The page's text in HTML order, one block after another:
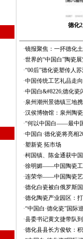
德化
·镜报聚焦：一抔德化
·世界的“中国白”陶瓷
·“00后”德化瓷塑传人
·中国传统工艺礼品走
·中国白&#8226;德化瓷
·泉州潮州景德镇三地
·汉侯博物馆：泉州陶
·“何以中国白——最中
·中国白·德化瓷将亮相
·塑新瓷 拓市场
·柯国镇、陈金通获中
·徐明媚——中国陶瓷工
·连荣华——中国陶瓷艺
·德化白瓷被白俄罗斯
·德化陶瓷产业园区：
·“中国白·德化瓷”国际
·县委书记黄文捷带队
·德化县县长方俊钦：